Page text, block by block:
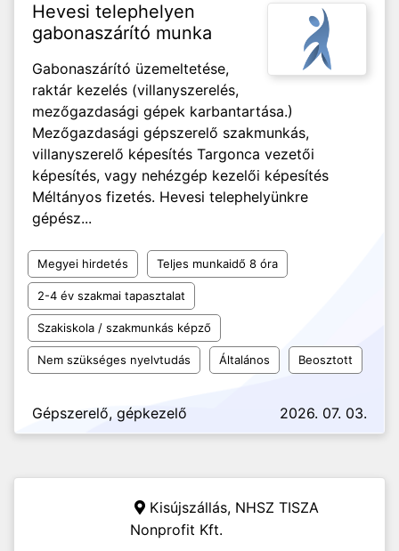
Hevesi telephelyen
gabonaszárító munka
Gabonaszárító üzemeltetése,
raktár kezelés (villanyszerelés,
mezőgazdasági gépek karbantartása.)
Mezőgazdasági gépszerelő szakmunkás,
villanyszerelő képesítés Targonca vezetői
képesítés, vagy nehézgép kezelői képesítés
Méltányos fizetés. Hevesi telephelyünkre
gépész...
Megyei hirdetés Teljes munkaidő 8 óra
2-4 év szakmai tapasztalat
Szakiskola / szakmunkás képző
Nem szükséges nyelvtudás Általános Beosztott
Gépszerelő, gépkezelő 2026. 07. 03.
Kisújszállás, NHSZ TISZA
Nonprofit Kft.